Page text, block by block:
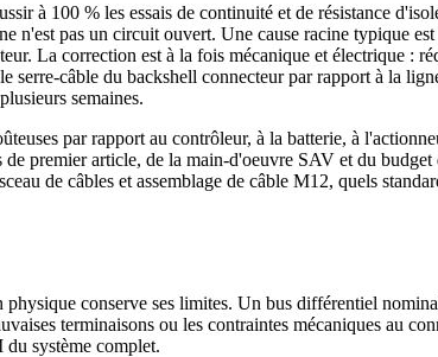
à 100 % les essais de continuité et de résistance
pas un circuit ouvert. Une cause racine typique
La correction est à la fois mécanique et électrique :
câble du backshell connecteur par rapport à la
semaines.
par rapport au contrôleur, à la batterie, à
premier article, de la main-d'oeuvre SAV et du
de câbles et assemblage de câble M12, quels
conserve ses limites. Un bus différentiel
terminaisons ou les contraintes mécaniques au
du système complet.